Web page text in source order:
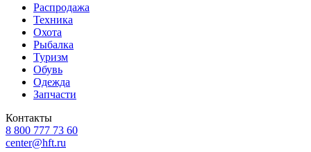
Распродажа
Техника
Охота
Рыбалка
Туризм
Обувь
Одежда
Запчасти
Контакты
8 800 777 73 60
center@hft.ru